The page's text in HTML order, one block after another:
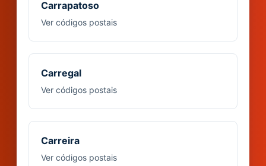
Carrapatoso
Ver códigos postais
Carregal
Ver códigos postais
Carreira
Ver códigos postais